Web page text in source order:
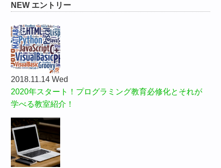
NEW エントリー
2018.11.14 Wed
2020年スタート！プログラミング教育必修化とそれが
学べる教室紹介！